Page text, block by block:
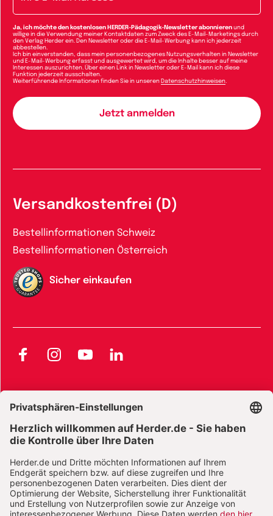
Ja, ich möchte den kostenlosen HERDER-Pädagogik-Newsletter abonnieren und
willige in die Verwendung meiner Kontaktdaten zum Zweck des E-Mail-Marketings durch
den Verlag Herder ein. Den Newsletter oder die E-Mail-Werbung kann ich jederzeit
abbestellen.
Ich bin einverstanden, dass mein personenbezogenes Nutzungsverhalten in Newsletter
und E-Mail-Werbung erfasst und ausgewertet wird, um die Inhalte besser auf meine
Interessen auszurichten. Über einen Link in Newsletter oder E-Mail kann ich diese
Funktion jederzeit ausschalten.
Weiterführende Informationen finden Sie in unseren Datenschutzhinweisen.
Versandkostenfrei (D)
Bestellinformationen Schweiz
Bestellinformationen Österreich
Sicher einkaufen
FacebookInstagramYouTubeLinkedIn
Widerrufsbelehrung E-Books
Widerrufsbelehrung Zeitschriften Datenschutz
Datenschutz Social Media Barrierefreiheit
Vertrag widerrufen